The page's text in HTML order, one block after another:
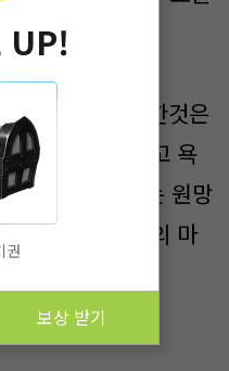
사태에 도달한것은
다!나를 미워하고 욕
고 떠나라!나는 원망
이 부족한 족장의 마
줄수 없겠나?"
UP!
권
보상 받기